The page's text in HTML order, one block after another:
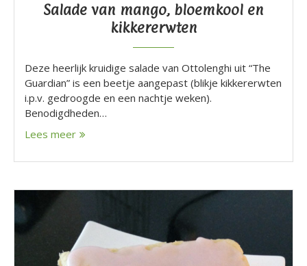
Salade van mango, bloemkool en
kikkererwten
Deze heerlijk kruidige salade van Ottolenghi uit “The
Guardian” is een beetje aangepast (blikje kikkererwten
i.p.v. gedroogde en een nachtje weken).
Benodigdheden…
Lees meer